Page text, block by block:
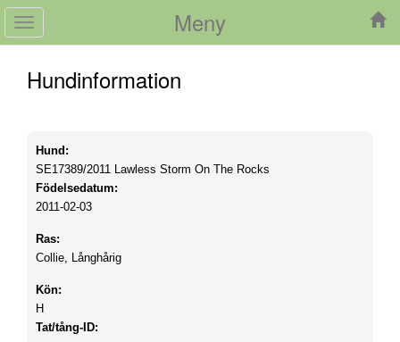
Meny
Toggle
navigation
Hundinformation
Hund:
SE17389/2011 Lawless Storm On The Rocks
Födelsedatum:
2011-02-03
Ras:
Collie, Långhårig
Kön:
H
Tat/tång-ID: